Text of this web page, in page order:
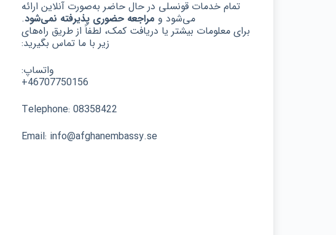
تمام خدمات قونسلی در حال حاضر به‌صورت آنلاین ارائه
می‌شود و مراجعه حضوری پذیرفته نمی‌شود.
برای معلومات بیشتر یا دریافت کمک، لطفاً از طریق راه‌های
زیر با ما تماس بگیرید:
واتساپ:
46707750156+
Telephone: 08358422
Email: info@afghanembassy.se